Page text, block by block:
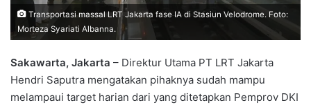
Transportasi massal LRT Jakarta fase IA di Stasiun Velodrome. Foto:
Morteza Syariati Albanna.
Sakawarta, Jakarta – Direktur Utama PT LRT Jakarta
Hendri Saputra mengatakan pihaknya sudah mampu
melampaui target harian dari yang ditetapkan Pemprov DKI